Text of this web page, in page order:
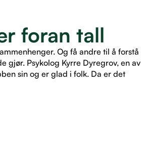
foran tall
Og få andre til å forstå
gjør. Psykolog Kyrre Dyregrov, en av
sin og er glad i folk. Da er det